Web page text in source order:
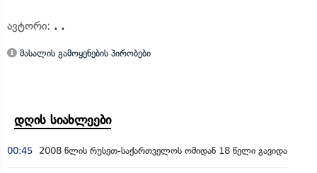
ავტორი: . .
მასალის გამოყენების პირობები
დღის სიახლეები
00:45 2008 წლის რუსეთ-საქართველოს ომიდან 18 წელი გავიდა